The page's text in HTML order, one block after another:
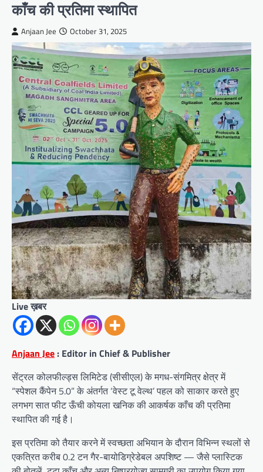
काँच की प्रतिमा स्थापित
Anjaan Jee October 31, 2025
Live ख़बर
Anjaan Jee : Editor in Chief & Publisher
सेंट्रल कोलफील्ड्स लिमिटेड (सीसीएल) के मगध-संगमित्र क्षेत्र में
“स्पेशल कैंपेन 5.0” के अंतर्गत ‘वेस्ट टू वेल्थ’ पहल को साकार करते हुए
लगभग सात फीट ऊँची कोयला खनिक की आकर्षक काँच की प्रतिमा
स्थापित की गई है।
इस प्रतिमा को तैयार करने में स्वच्छता अभियान के दौरान विभिन्न स्थलों से
एकत्रित करीब 0.2 टन गैर-बायोडिग्रेडेबल अपशिष्ट — जैसे प्लास्टिक